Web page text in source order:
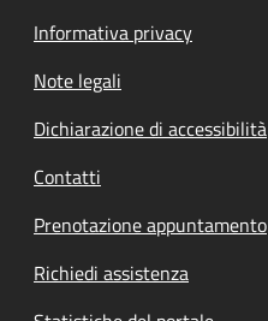
Informativa privacy
Note legali
Dichiarazione di accessibilità
Contatti
Prenotazione appuntamento
Richiedi assistenza